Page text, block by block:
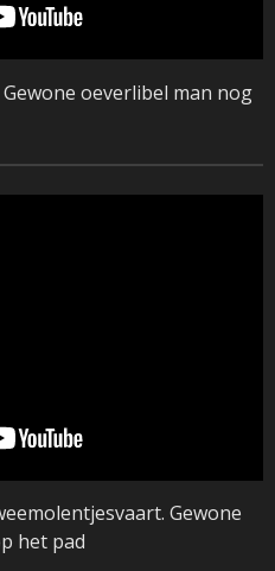
oeverlibel man nog
Gewone
het pad